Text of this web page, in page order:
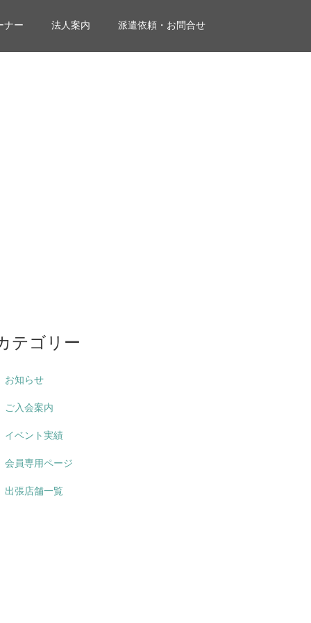
ナー 法人案内 派遣依頼・お問合せ
テゴリー
お知らせ
ご入会案内
イベント実績
会員専用ページ
出張店舗一覧